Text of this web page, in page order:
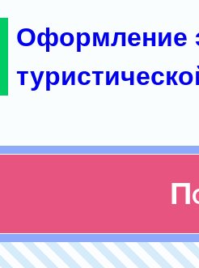
Оформление